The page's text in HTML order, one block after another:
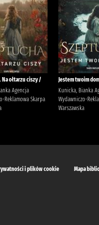
Na ołtarzu ciszy /
Agencja
Reklamowa Skarpa
Jestem twoim
Kunicka, Bianka
Wydawniczo-
Warszawska
i plików cookie Mapa